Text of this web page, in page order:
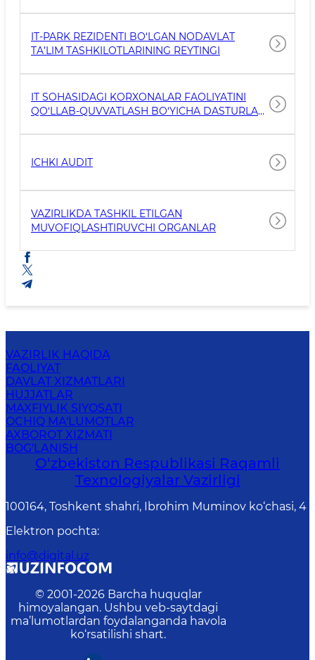
IT-PARK REZIDENTI BO‘LGAN NODAVLAT
TA’LIM TASHKILOTLARINING REYTINGI
IT SOHASIDAGI KORXONALAR FAOLIYATINI
QO‘LLAB-QUVVATLASH BO‘YICHA DASTURLAR
ICHKI AUDIT
VAZIRLIKDA TASHKIL ETILGAN
MUVOFIQLASHTIRUVCHI ORGANLAR
VAZIRLIK HAQIDA
FAOLIYAT
DAVLAT XIZMATLARI
HUJJATLAR
MAXFIYLIK SIYOSATI
OCHIQ MA'LUMOTLAR
AXBOROT XIZMATI
BOG'LANISH
O‘zbekiston Respublikasi Raqamli
Texnologiyalar Vazirligi
100164, Toshkent shahri, Ibrohim Muminov ko‘chasi, 4
Elektron pochta:
info@digital.uz
© 2001-2026 Barcha huquqlar
himoyalangan. Ushbu veb-saytdagi
ma’lumotlardan foydalanganda havola
ko‘rsatilishi shart.